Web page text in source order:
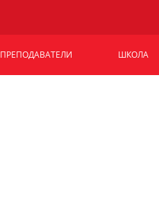
ПРЕПОДАВАТЕЛИ ШКОЛА